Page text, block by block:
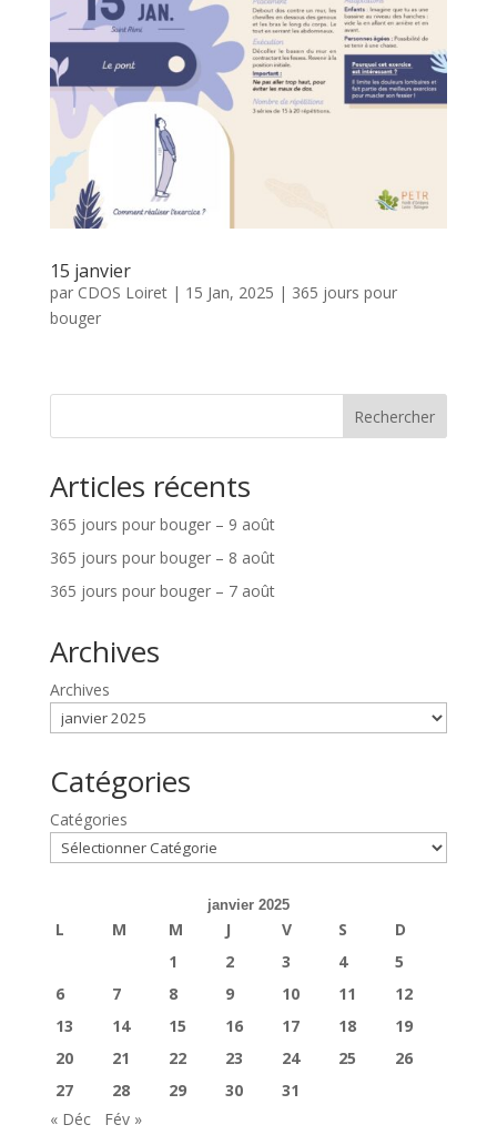
15 janvier
par CDOS Loiret| 15 Jan, 2025 | 365 jours pour
bouger
Rechercher
Articles récents
365 jours pour bouger – 9 août
365 jours pour bouger – 8 août
365 jours pour bouger – 7 août
Archives
Archives
Catégories
Catégories
janvier 2025
L M M J V S
D
1
2 3 4
5
6
7 8 9 10 11
12
13
14 15 16 17 18
19
20
21 22 23 24 25
26
27
28 29 30
31
« Déc
Fév »